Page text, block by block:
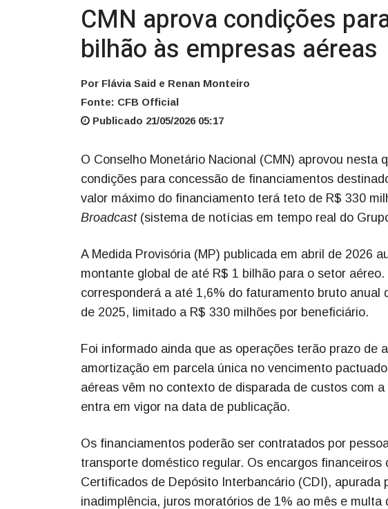
CMN aprova condições
bilhão às empresas aéreas
Por Flávia Said e Renan Monteiro
Fonte: CFB Official
Publicado 21/05/2026 05:17
O Conselho Monetário Nacional (CMN) aprovou nesta
condições para concessão de financiamentos
valor máximo do financiamento terá teto de R$ 330
Broadcast(sistema de notícias em tempo real do
A Medida Provisória (MP) publicada em abril de 2026
montante global de até R$ 1 bilhão para o setor
corresponderá a até 1,6% do faturamento bruto
de 2025, limitado a R$ 330 milhões por beneficiário.
Foi informado ainda que as operações terão prazo de
amortização em parcela única no vencimento
aéreas vêm no contexto de disparada de custos com
entra em vigor na data de publicação.
Os financiamentos poderão ser contratados por
transporte doméstico regular. Os encargos
Certificados de Depósito Interbancário (CDI), apurada
inadimplência, juros moratórios de 1% ao mês e multa